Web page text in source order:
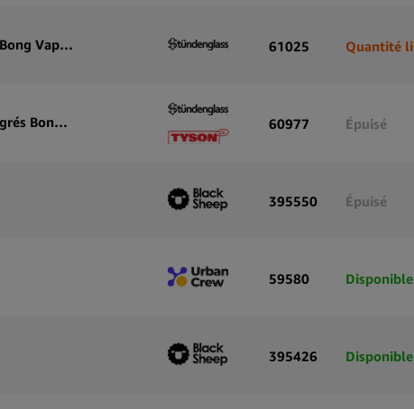
Stündenglass Rose Infuseur par Gravité 360 Degrés Bong Vaporisateur 61025 Quantité
Stündenglass Tyson 2.0 Infuseur par Gravité 360 Degrés Bong Vaporisateur 60977 Épuisé
395550 Épuisé
59580 Disponible
395426 Disponible